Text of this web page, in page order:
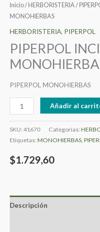
Inicio/ HERBORISTERIA/
MONOHIERBAS
HERBORISTERIA, PIPERPOL
PIPERPOL
PIPERPOL MONOHIERBAS
Añadir al
SKU: 41670 Categorías:
Etiquetas: MONOHIERBAS,
$1.729,60
Descripción